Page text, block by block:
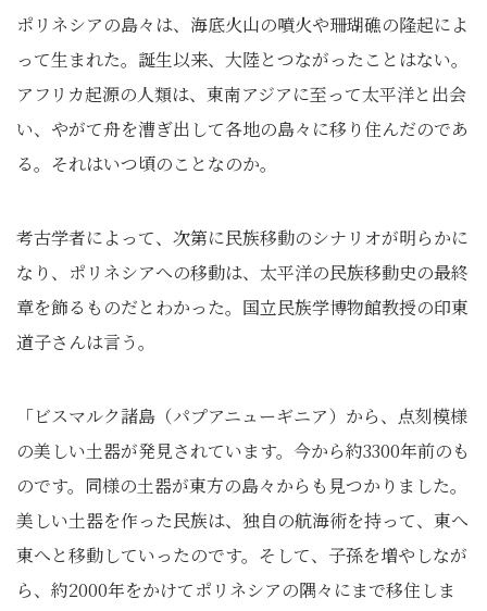
ポリネシアの島々は、海底火山の噴火や珊瑚礁の隆起によ
って生まれた。誕生以来、大陸とつながったことはない。
アフリカ起源の人類は、東南アジアに至って太平洋と出会
い、やがて舟を漕ぎ出して各地の島々に移り住んだのであ
る。それはいつ頃のことなのか。
考古学者によって、次第に民族移動のシナリオが明らかに
なり、ポリネシアへの移動は、太平洋の民族移動史の最終
章を飾るものだとわかった。国立民族学博物館教授の印東
道子さんは言う。
「ビスマルク諸島（パプアニューギニア）から、点刻模様
の美しい土器が発見されています。今から約3300年前のも
のです。同様の土器が東方の島々からも見つかりました。
美しい土器を作った民族は、独自の航海術を持って、東へ
東へと移動していったのです。そして、子孫を増やしなが
ら、約2000年をかけてポリネシアの隅々にまで移住しま